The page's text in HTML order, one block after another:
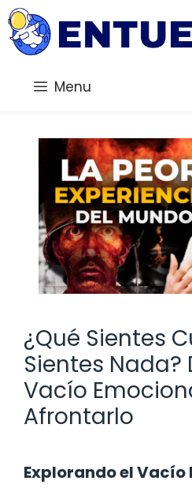
Saltar
al
contenido
Menu
¿Qué Sientes
Sientes Nada?
Vacío
Afrontarlo
Explorando el Vacío